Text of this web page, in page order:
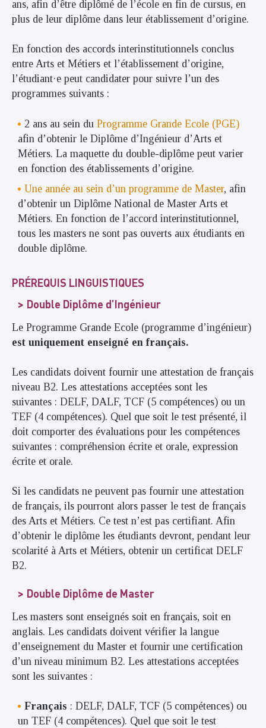
ans, afin d’être diplômé de l’école en fin de cursus, en
plus de leur diplôme dans leur établissement d’origine.
En fonction des accords interinstitutionnels conclus
entre Arts et Métiers et l’établissement d’origine,
l’étudiant·e peut candidater pour suivre l’un des
programmes suivants :
2 ans au sein du Programme Grande Ecole (PGE)
afin d’obtenir le Diplôme d’Ingénieur d’Arts et
Métiers. La maquette du double-diplôme peut varier
en fonction des établissements d’origine.
Une année au sein d’un programme de Master, afin
d’obtenir un Diplôme National de Master Arts et
Métiers. En fonction de l’accord interinstitutionnel,
tous les masters ne sont pas ouverts aux étudiants en
double diplôme.
PRÉREQUIS LINGUISTIQUES
Double Diplôme d’Ingénieur
Le Programme Grande Ecole (programme d’ingénieur)
est uniquement enseigné en français.
Les candidats doivent fournir une attestation de français
niveau B2. Les attestations acceptées sont les
suivantes : DELF, DALF, TCF (5 compétences) ou un
TEF (4 compétences). Quel que soit le test présenté, il
doit comporter des évaluations pour les compétences
suivantes : compréhension écrite et orale, expression
écrite et orale.
Si les candidats ne peuvent pas fournir une attestation
de français, ils pourront alors passer le test de français
des Arts et Métiers. Ce test n’est pas certifiant. Afin
d’obtenir le diplôme les étudiants devront, pendant leur
scolarité à Arts et Métiers, obtenir un certificat DELF
B2.
Double Diplôme de Master
Les masters sont enseignés soit en français, soit en
anglais. Les candidats doivent vérifier la langue
d’enseignement du Master et fournir une certification
d’un niveau minimum B2. Les attestations acceptées
sont les suivantes :
Français : DELF, DALF, TCF (5 compétences) ou
un TEF (4 compétences). Quel que soit le test